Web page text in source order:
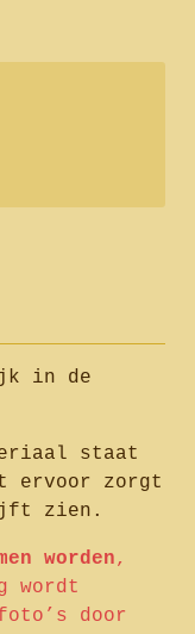
in de
staat
ervoor zorgt
zien.
worden,
wordt
door